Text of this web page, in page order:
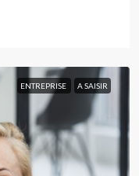
ENTREPRISE A SAISIR